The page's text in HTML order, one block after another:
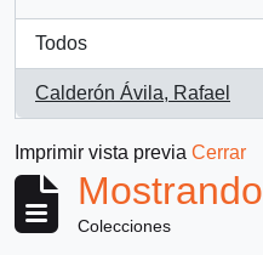
Todos
Calderón Ávila, Rafael
, 1 resultados
Imprimir vista previa Cerrar
Colecciones